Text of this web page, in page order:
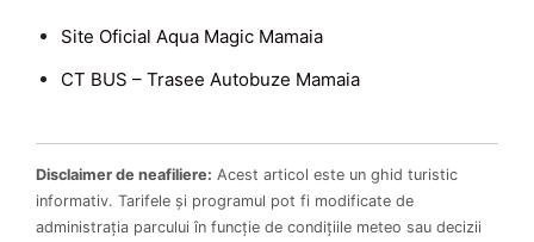
Site Oficial Aqua Magic Mamaia
CT BUS – Trasee Autobuze Mamaia
Disclaimer de neafiliere: Acest articol este un ghid turistic
informativ. Tarifele și programul pot fi modificate de
administrația parcului în funcție de condițiile meteo sau decizii